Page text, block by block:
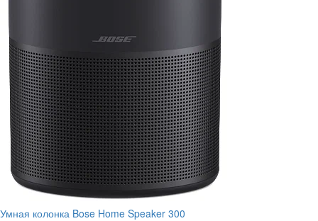
Умная колонка Bose Home Speaker 300